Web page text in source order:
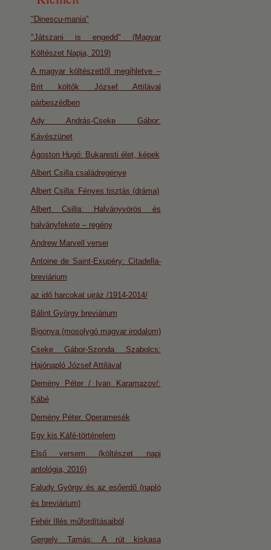
"Dinescu-mania"
"Játszani is engedd" (Magyar
Költészet Napja, 2019)
A magyar költészettől megihletve –
Brit költők József Attilával
párbeszédben
Ady András-Cseke Gábor:
Kávészünet
Ágoston Hugó: Bukaresti élet, képek
Albert Csilla családregénye
Albert Csilla: Fényes tisztás (dráma)
Albert Csilla: Halványvörös és
halványfekete – regény
Andrew Marvell versei
Antoine de Saint-Exupéry: Citadella-
breviárium
az idő harcokat ujráz /1914-2014/
Bálint György breviárium
Bigonya (mosolygó magyar irodalom)
Cseke Gábor-Szonda Szabolcs:
Hajónapló József Attilával
Demény Péter / Ivan Karamazov/:
Kábé
Demény Péter. Operamesék
Egy kis Káfé-történelem
Első versem (költészet napi
antológia, 2016)
Faludy György és az esőerdő (napló
és breviárium)
Fehér Illés műfordításaiból
Gergely Tamás: A rút kiskasa